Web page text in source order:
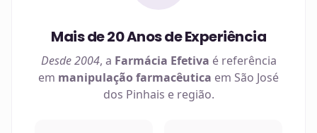
Mais de 20 Anos de Experiência
Desde 2004, a Farmácia Efetiva é referência
em manipulação farmacêutica em São José
dos Pinhais e região.